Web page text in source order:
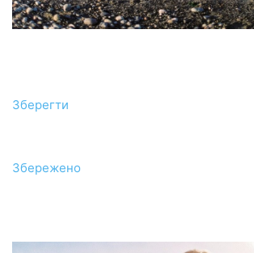
Зберегти
Збережено